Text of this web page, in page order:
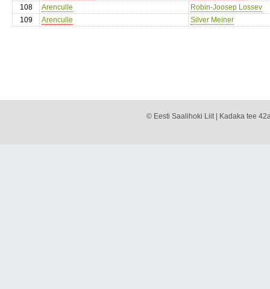
108
Arenculle
Robin-Joosep Lossev
109
Arenculle Silver Meiner
© Eesti Saalihoki Liit | Kadaka tee